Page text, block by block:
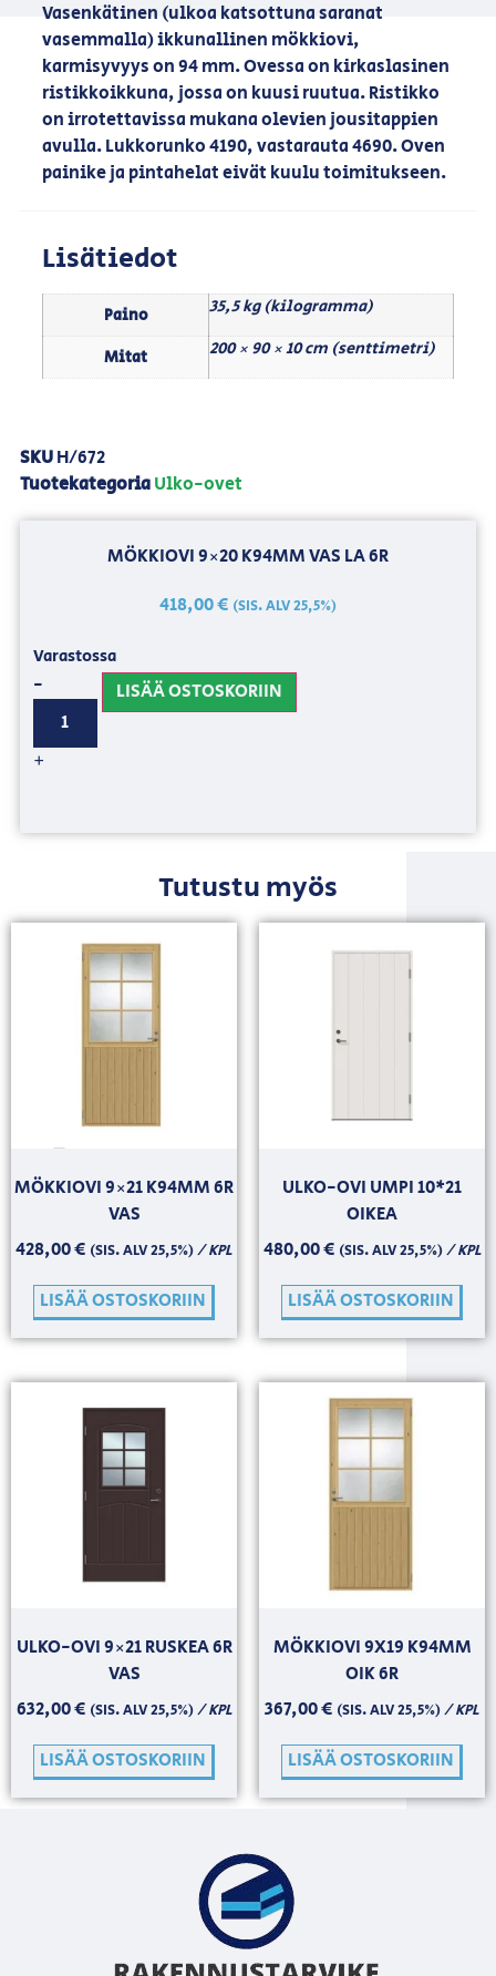
Vasenkätinen (ulkoa katsottuna saranat
vasemmalla) ikkunallinen mökkiovi,
karmisyvyys on 94 mm. Ovessa on kirkaslasinen
ristikkoikkuna, jossa on kuusi ruutua. Ristikko
on irrotettavissa mukana olevien jousitappien
avulla. Lukkorunko 4190, vastarauta 4690. Oven
painike ja pintahelat eivät kuulu toimitukseen.
Lisätiedot
Paino 35,5 kg (kilogramma)
Mitat 200 × 90 × 10 cm (senttimetri)
SKUH/672
TuotekategoriaUlko-ovet
MÖKKIOVI 9×20 K94MM VAS LA 6R
418,00€ (SIS. ALV 25,5%)
Varastossa
-
+
LISÄÄ OSTOSKORIIN
Tutustu myös
MÖKKIOVI 9×21 K94MM 6R
VAS
428,00€ (SIS. ALV 25,5%)/ KPL
LISÄÄ OSTOSKORIIN
ULKO-OVI UMPI 10*21
OIKEA
480,00€ (SIS. ALV 25,5%)/ KPL
LISÄÄ OSTOSKORIIN
ULKO-OVI 9×21 RUSKEA 6R
VAS
632,00€ (SIS. ALV 25,5%)/ KPL
LISÄÄ OSTOSKORIIN
MÖKKIOVI 9X19 K94MM
OIK 6R
367,00€ (SIS. ALV 25,5%)/ KPL
LISÄÄ OSTOSKORIIN